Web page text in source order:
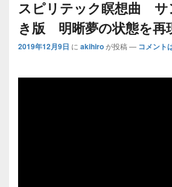
スピリテック瞑想曲
き版 明晰夢の状態を再
2019年12月9日 に akihiroが投稿 — コメント